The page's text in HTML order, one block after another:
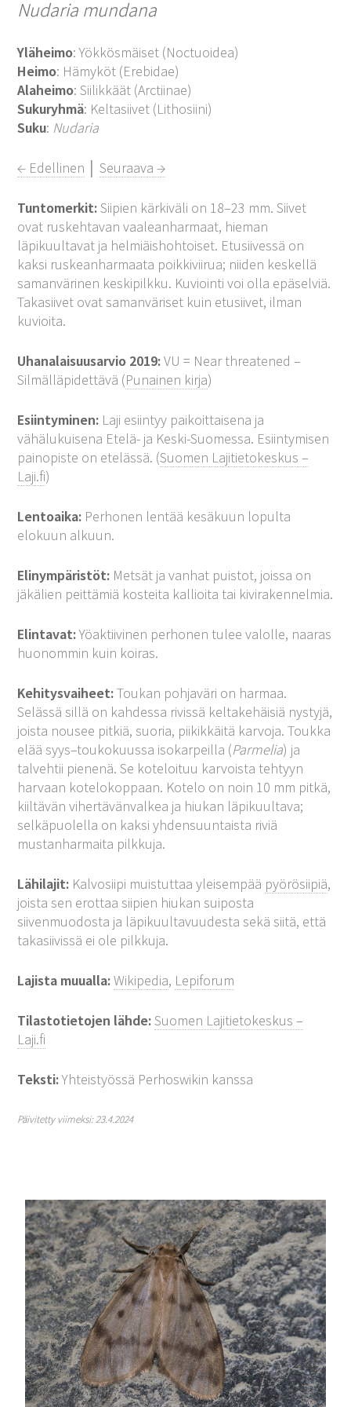
Nudaria mundana
Yläheimo: Yökkösmäiset (Noctuoidea)
Heimo: Hämyköt (Erebidae)
Alaheimo: Siilikkäät (Arctiinae)
Sukuryhmä: Keltasiivet (Lithosiini)
Suku: Nudaria
← Edellinen │Seuraava →
Tuntomerkit:Siipien kärkiväli on 18–23 mm. Siivet
ovat ruskehtavan vaaleanharmaat, hieman
läpikuultavat ja helmiäishohtoiset. Etusiivessä on
kaksi ruskeanharmaata poikkiviirua; niiden keskellä
samanvärinen keskipilkku. Kuviointi voi olla epäselviä.
Takasiivet ovat samanväriset kuin etusiivet, ilman
kuvioita.
Uhanalaisuusarvio 2019:VU = Near threatened –
Silmälläpidettävä (Punainen kirja)
Esiintyminen: Laji esiintyy paikoittaisena ja
vähälukuisena Etelä- ja Keski-Suomessa. Esiintymisen
painopiste on etelässä. (Suomen Lajitietokeskus –
Laji.fi)
Lentoaika: Perhonen lentää kesäkuun lopulta
elokuun alkuun.
Elinympäristöt: Metsät ja vanhat puistot, joissa on
jäkälien peittämiä kosteita kallioita tai kivirakennelmia.
Elintavat:Yöaktiivinen perhonen tulee valolle, naaras
huonommin kuin koiras.
Kehitysvaiheet:Toukan pohjaväri on harmaa.
Selässä sillä on kahdessa rivissä keltakehäisiä nystyjä,
joista nousee pitkiä, suoria, piikikkäitä karvoja. Toukka
elää syys–toukokuussa isokarpeilla (Parmelia) ja
talvehtii pienenä. Se koteloituu karvoista tehtyyn
harvaan kotelokoppaan. Kotelo on noin 10 mm pitkä,
kiiltävän vihertävänvalkea ja hiukan läpikuultava;
selkäpuolella on kaksi yhdensuuntaista riviä
mustanharmaita pilkkuja.
Lähilajit: Kalvosiipi muistuttaa yleisempää pyörösiipiä,
joista sen erottaa siipien hiukan suiposta
siivenmuodosta ja läpikuultavuudesta sekä siitä, että
takasiivissä ei ole pilkkuja.
Lajista muualla:Wikipedia, Lepiforum
Tilastotietojen lähde:Suomen Lajitietokeskus –
Laji.fi
Teksti:Yhteistyössä Perhoswikin kanssa
Päivitetty viimeksi: 23.4.2024